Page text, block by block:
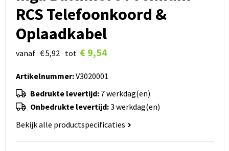
RCS Telefoonkoord &
Oplaadkabel
vanaf € 5,92 tot € 9,54
Artikelnummer:V3020001
Bedrukte levertijd: 7 werkdag(en)
Onbedrukte levertijd:3 werkdag(en)
Bekijk alle productspecificaties